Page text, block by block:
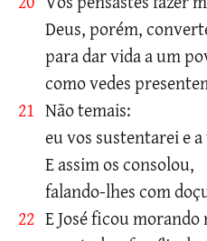
Deus, porém,
para dar vida a um
como vedes
21 Não temais:
eu vos sustentarei e
E assim os consolou,
falando-lhes com
22 E José ficou morando